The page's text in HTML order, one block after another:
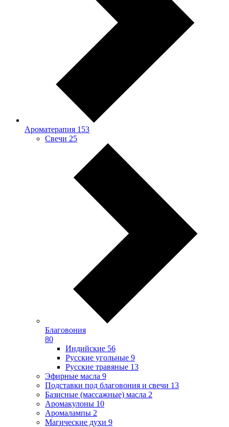
Ароматерапия 153
Свечи 25
Благовония
80
Индийские 56
Русские угольные 9
Русские травяные 13
Эфирные масла 9
Подставки под благовония и свечи 13
Базисные (массажные) масла 2
Аромакулоны 10
Аромалампы 2
Магические духи 9